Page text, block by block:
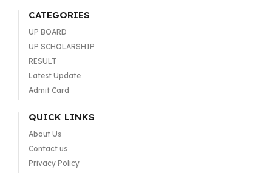
CATEGORIES
UP BOARD
UP SCHOLARSHIP
RESULT
Latest Update
Admit Card
QUICK LINKS
About Us
Contact us
Privacy Policy